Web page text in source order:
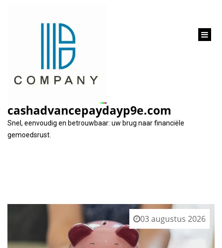
cashadvancepaydayp9e.com
Snel, eenvoudig en betrouwbaar: uw brug naar financiële
gemoedsrust.
Tag:
03 augustus 2026